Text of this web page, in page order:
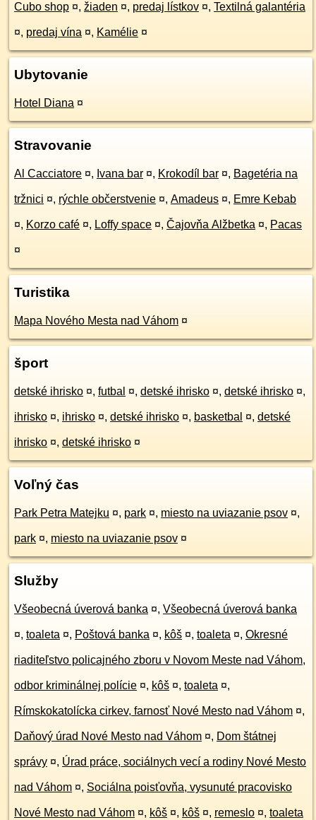
Cubo shop ¤, žiaden ¤, predaj lístkov ¤, Textilná galantéria
¤, predaj vína ¤, Kamélie ¤
Ubytovanie
Hotel Diana ¤
Stravovanie
Al Cacciatore ¤, Ivana bar ¤, Krokodíl bar ¤, Bagetéria na
tržnici ¤, rýchle občerstvenie ¤, Amadeus ¤, Emre Kebab
¤, Korzo café ¤, Loffy space ¤, Čajovňa Alžbetka ¤, Pacas
¤
Turistika
Mapa Nového Mesta nad Váhom ¤
šport
detské ihrisko ¤, futbal ¤, detské ihrisko ¤, detské ihrisko ¤,
ihrisko ¤, ihrisko ¤, detské ihrisko ¤, basketbal ¤, detské
ihrisko ¤, detské ihrisko ¤
Voľný čas
Park Petra Matejku ¤, park ¤, miesto na uviazanie psov ¤,
park ¤, miesto na uviazanie psov ¤
Služby
Všeobecná úverová banka ¤, Všeobecná úverová banka
¤, toaleta ¤, Poštová banka ¤, kôš ¤, toaleta ¤, Okresné
riaditeľstvo policajného zboru v Novom Meste nad Váhom,
odbor kriminálnej polície ¤, kôš ¤, toaleta ¤,
Rímskokatolícka cirkev, farnosť Nové Mesto nad Váhom ¤,
Daňový úrad Nové Mesto nad Váhom ¤, Dom štátnej
správy ¤, Úrad práce, sociálnych vecí a rodiny Nové Mesto
nad Váhom ¤, Sociálna poisťovňa, vysunuté pracovisko
Nové Mesto nad Váhom ¤, kôš ¤, kôš ¤, remeslo ¤, toaleta